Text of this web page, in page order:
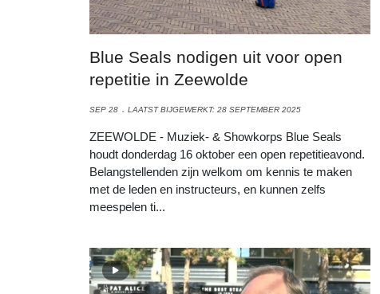
Blue Seals nodigen uit voor open
repetitie in Zeewolde
SEP 28 LAATST BIJGEWERKT: 28 SEPTEMBER 2025
ZEEWOLDE - Muziek- & Showkorps Blue Seals
houdt donderdag 16 oktober een open repetitieavond.
Belangstellenden zijn welkom om kennis te maken
met de leden en instructeurs, en kunnen zelfs
meespelen ti...